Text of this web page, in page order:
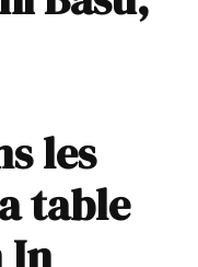
les
table